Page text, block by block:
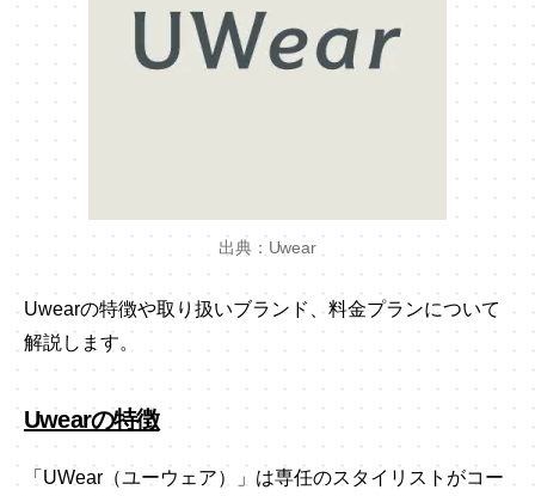
出典：Uwear
Uwearの特徴や取り扱いブランド、料金プランについて
解説します。
Uwearの特徴
「UWear（ユーウェア）」は専任のスタイリストがコー